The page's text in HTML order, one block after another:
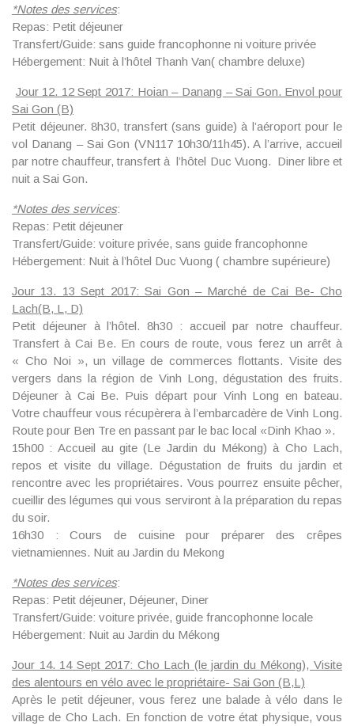
*Notes des services:
Repas: Petit déjeuner
Transfert/Guide: sans guide francophonne ni voiture privée
Hébergement: Nuit à l’hôtel Thanh Van( chambre deluxe)
Jour 12. 12 Sept 2017: Hoian – Danang – Sai Gon. Envol pour
Sai Gon (B)
Petit déjeuner. 8h30, transfert (sans guide) à l’aéroport pour le
vol Danang – Sai Gon (VN117 10h30/11h45). A l’arrive, accueil
par notre chauffeur, transfert à l’hôtel Duc Vuong. Diner libre et
nuit a Sai Gon.
*Notes des services:
Repas: Petit déjeuner
Transfert/Guide: voiture privée, sans guide francophonne
Hébergement: Nuit à l’hôtel Duc Vuong ( chambre supérieure)
Jour 13. 13 Sept 2017: Sai Gon – Marché de Cai Be- Cho
Lach(B, L, D)
Petit déjeuner à l’hôtel.8h30 : accueil par notre chauffeur.
Transfert à Cai Be. En cours de route, vous ferez un arrêt à
« Cho Noi », un village de commerces flottants. Visite des
vergers dans la région de Vinh Long, dégustation des fruits.
Déjeuner à Cai Be. Puis départ pour Vinh Long en bateau.
Votre chauffeur vous récupèrera à l’embarcadère de Vinh Long.
Route pour Ben Tre en passant par le bac local «Dinh Khao ».
15h00 : Accueil au gite (Le Jardin du Mékong) à Cho Lach,
repos et visite du village. Dégustation de fruits du jardin et
rencontre avec les propriétaires. Vous pourrez ensuite pêcher,
cueillir des légumes qui vous serviront à la préparation du repas
du soir.
16h30 : Cours de cuisine pour préparer des crêpes
vietnamiennes. Nuit au Jardin du Mekong
*Notes des services:
Repas: Petit déjeuner, Déjeuner, Diner
Transfert/Guide: voiture privée, guide francophonne locale
Hébergement: Nuit au Jardin du Mékong
Jour 14. 14 Sept 2017: Cho Lach (le jardin du Mékong), Visite
des alentours en vélo avec le propriétaire- Sai Gon (B,L)
Après le petit déjeuner, vous ferez une balade à vélo dans le
village de Cho Lach. En fonction de votre état physique, vous